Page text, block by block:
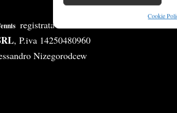
Garantire la sicurezza,
Erogare e presentare pubblicità
scelte sulla privacy.
Cookie
registrata Aut-Trib Milano n° 10268 del
, P.iva 14250480960
Nizegorodcew